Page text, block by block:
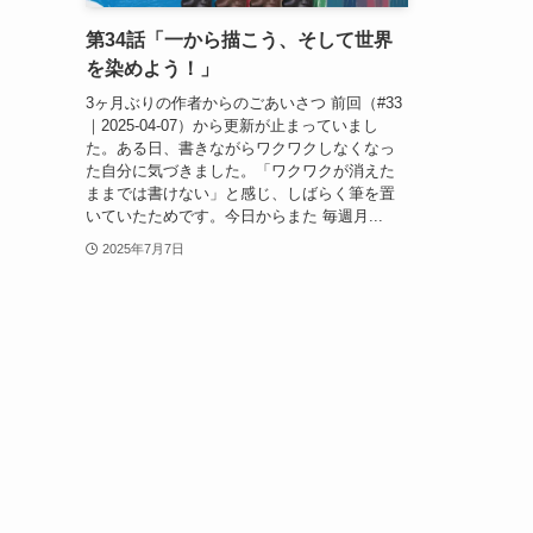
第34話「一から描こう、そして世界
を染めよう！」
3ヶ月ぶりの作者からのごあいさつ 前回（#33
｜2025-04-07）から更新が止まっていまし
た。ある日、書きながらワクワクしなくなっ
た自分に気づきました。「ワクワクが消えた
ままでは書けない」と感じ、しばらく筆を置
いていたためです。今日からまた 毎週月...
2025年7月7日